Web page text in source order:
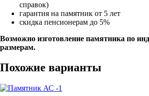
справок)
гарантия на памятник от 5 лет
скидка пенсионерам до 5%
Возможно изготовление памятника по
размерам.
Похожие варианты